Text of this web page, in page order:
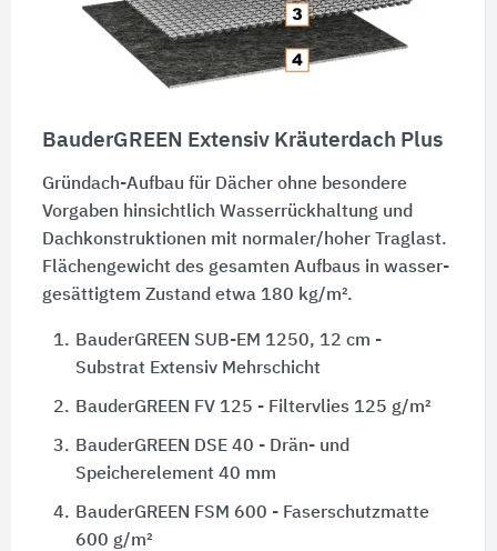
BauderGREEN Extensiv Kräuterdach Plus
Gründach-Aufbau für Dächer ohne besondere
Vorgaben hinsichtlich Wasser­rückhaltung und
Dach­kon­struktionen mit normaler/hoher Traglast.
Flächengewicht des gesamten Aufbaus in wasser­
gesättigtem Zustand etwa 180 kg/m².
1. BauderGREEN SUB-EM 1250, 12 cm -
Substrat Extensiv Mehrschicht
2. BauderGREEN FV 125 - Filtervlies 125 g/m²
3. BauderGREEN DSE 40 - Drän- und
Speicherelement 40 mm
4. BauderGREEN FSM 600 - Faserschutzmatte
600 g/m²